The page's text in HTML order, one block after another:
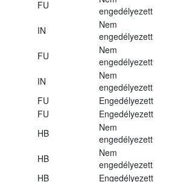
FU
engedélyezett
IN
Nem
engedélyezett
FU
Nem
engedélyezett
IN
Nem
engedélyezett
FU
Engedélyezett
FU
Engedélyezett
HB
Nem
engedélyezett
HB
Nem
engedélyezett
HB
Engedélyezett